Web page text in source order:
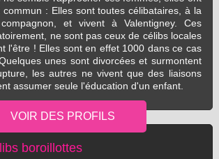
: Elles sont toutes célibataires, à la
et vivent à Valentigney. Ces
ne sont pas ceux de célibs locales
l'être ! Elles sont en effet 1000 dans ce cas
unes sont divorcées et surmontent
les autres ne vivent que des liaisons
assumer seule l'éducation d'un enfant.
boroillottes